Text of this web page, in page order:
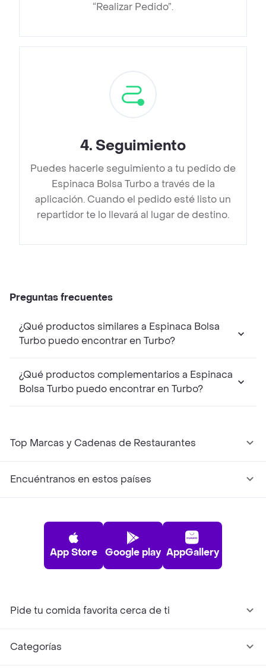
“Realizar Pedido”.
4. Seguimiento
Puedes hacerle seguimiento a tu pedido de
Espinaca Bolsa Turbo a través de la
aplicación. Cuando el pedido esté listo un
repartidor te lo llevará al lugar de destino.
Preguntas frecuentes
¿Qué productos similares a Espinaca Bolsa
Turbo puedo encontrar en Turbo?
¿Qué productos complementarios a Espinaca
Bolsa Turbo puedo encontrar en Turbo?
Top Marcas y Cadenas de Restaurantes
Encuéntranos en estos países
App Store Google play AppGallery
Pide tu comida favorita cerca de ti
Categorías